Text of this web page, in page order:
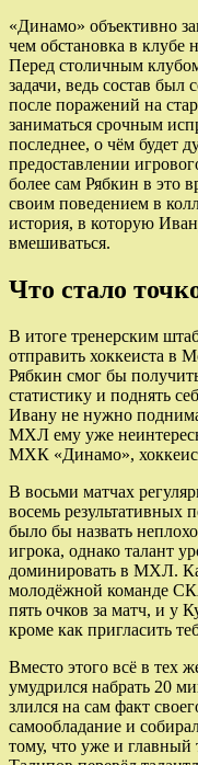
«Динамо» объективно
чем обстановка в клубе
Перед столичным
задачи, ведь состав был
после поражений на
заниматься срочным
последнее, о чём будет
предоставлении
более сам Рябкин в это
своим поведением в
история, в которую
вмешиваться.
Что стало
В итоге тренерским
отправить хоккеиста в
Рябкин смог бы
статистику и поднять
Ивану не нужно
МХЛ ему уже
МХК «Динамо»,
В восьми матчах
восемь результативных
было бы назвать
игрока, однако талант
доминировать в МХЛ.
молодёжной команде
пять очков за матч, и у
кроме как пригласить
Вместо этого всё в тех
умудрился набрать 20
злился на сам факт
самообладание и
тому, что уже и